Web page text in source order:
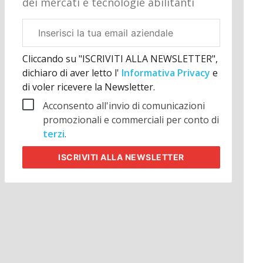
aziendale
Cliccando su "ISCRIVITI ALLA NEWSLETTER",
dichiaro di aver letto l' Informativa Privacye
di voler ricevere la Newsletter.
Acconsento all'invio di comunicazioni
promozionali e commerciali per conto di
terzi.
ISCRIVITIALLA NEWSLETTER